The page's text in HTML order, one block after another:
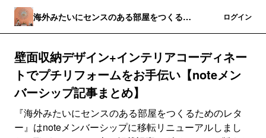
海外みたいにセンスのある部屋をつくるた
ログイン
壁面収納デザイン+インテリアコーディネー
トでプチリフォームをお手伝い【noteメン
バーシップ記事まとめ】
『海外みたいにセンスのある部屋をつくるためのレタ
ー』はnoteメンバーシップに移転リニューアルしまし